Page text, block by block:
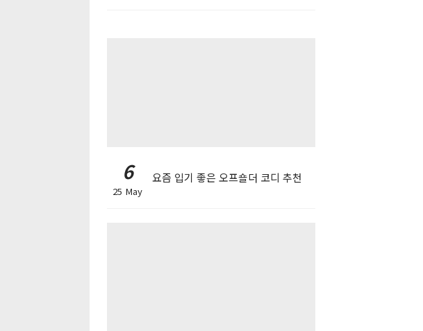
6
25 May
요즘 입기 좋은 오프숄더 코디 추천